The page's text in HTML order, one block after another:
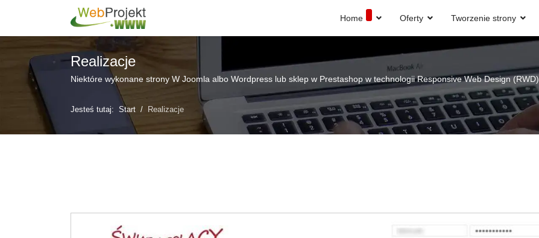
Home Oferty Tworzenie strony
Realizacje
Niektóre wykonane strony W Joomla albo Wordpress lub sklep w Prestashop w technologii Responsive Web Design (RWD)
Jesteś tutaj: Start Realizacje